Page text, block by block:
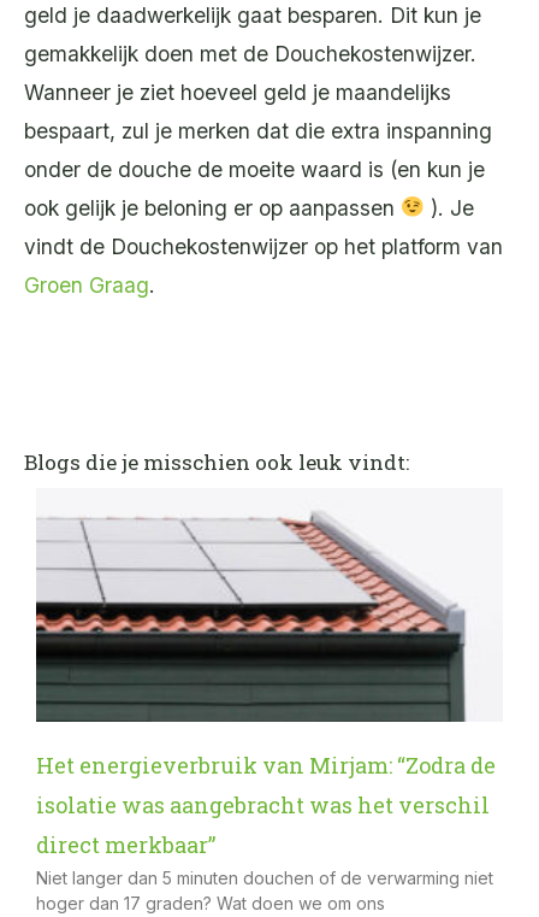
geld je daadwerkelijk gaat besparen. Dit kun je
gemakkelijk doen met de Douchekostenwijzer.
Wanneer je ziet hoeveel geld je maandelijks
bespaart, zul je merken dat die extra inspanning
onder de douche de moeite waard is (en kun je
ook gelijk je beloning er op aanpassen
). Je
vindt de Douchekostenwijzer op het platform van
Groen Graag.
Blogs die je misschien ook leuk vindt:
Het energieverbruik van Mirjam: “Zodra de
isolatie was aangebracht was het verschil
direct merkbaar”
Niet langer dan 5 minuten douchen of de verwarming niet
hoger dan 17 graden? Wat doen we om ons